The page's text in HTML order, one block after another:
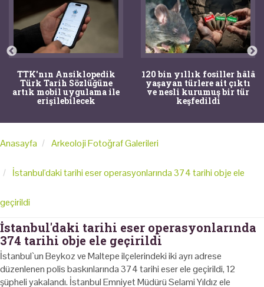
TTK'nın Ansiklopedik
Türk Tarih Sözlüğüne
artık mobil uygulama ile
erişilebilecek
120 bin yıllık fosiller hâlâ
yaşayan türlere ait çıktı
ve nesli kurumuş bir tür
keşfedildi
Anasayfa Arkeoloji Fotoğraf Galerileri
İstanbul'daki tarihi eser operasyonlarında 374 tarihi obje ele
geçirildi
İstanbul'daki tarihi eser operasyonlarında
374 tarihi obje ele geçirildi
İstanbul`un Beykoz ve Maltepe ilçelerindeki iki ayrı adrese
düzenlenen polis baskınlarında 374 tarihi eser ele geçirildi, 12
şüpheli yakalandı. İstanbul Emniyet Müdürü Selami Yıldız ele